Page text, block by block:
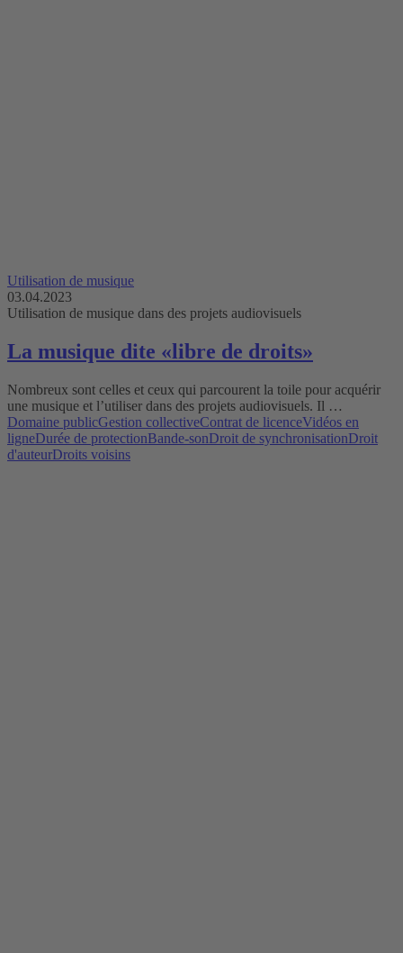
Utilisation de musique
03.04.2023
Utilisation de musique dans des projets audiovisuels
La musique dite «libre de droits»
Nombreux sont celles et ceux qui parcourent la toile pour acquérir
une musique et l’utiliser dans des projets audiovisuels. Il …
Domaine publicGestion collectiveContrat de licenceVidéos en
ligneDurée de protectionBande-sonDroit de synchronisationDroit
d'auteurDroits voisins